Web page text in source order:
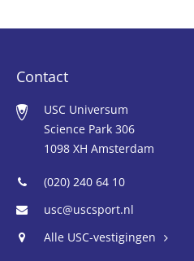
Contact
USC Universum
Science Park 306
1098 XH Amsterdam
(020) 240 64 10
usc@uscsport.nl
Alle USC-vestigingen